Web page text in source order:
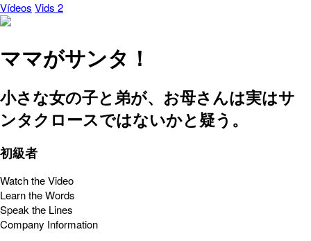
Vídeos Vids 2
ママがサンタ！
小さな女の子と弟が、お母さんは実はサ
ンタクロースではないかと疑う。
初級者
Watch the Video
Learn the Words
Speak the Lines
Company Information